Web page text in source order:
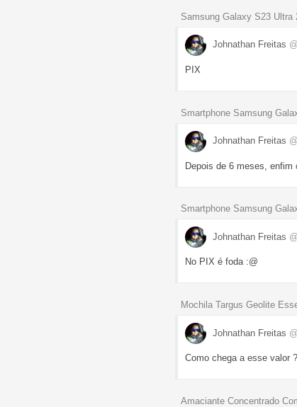
Samsung Galaxy S23 Ultra
Johnathan Freitas
PIX
Smartphone Samsung
Johnathan Freitas
Depois de 6 meses, enfim
Smartphone Samsung
Johnathan Freitas
No PIX é foda :@
Mochila Targus Geolite
Johnathan Freitas
Como chega a esse valor
Amaciante Concentrado